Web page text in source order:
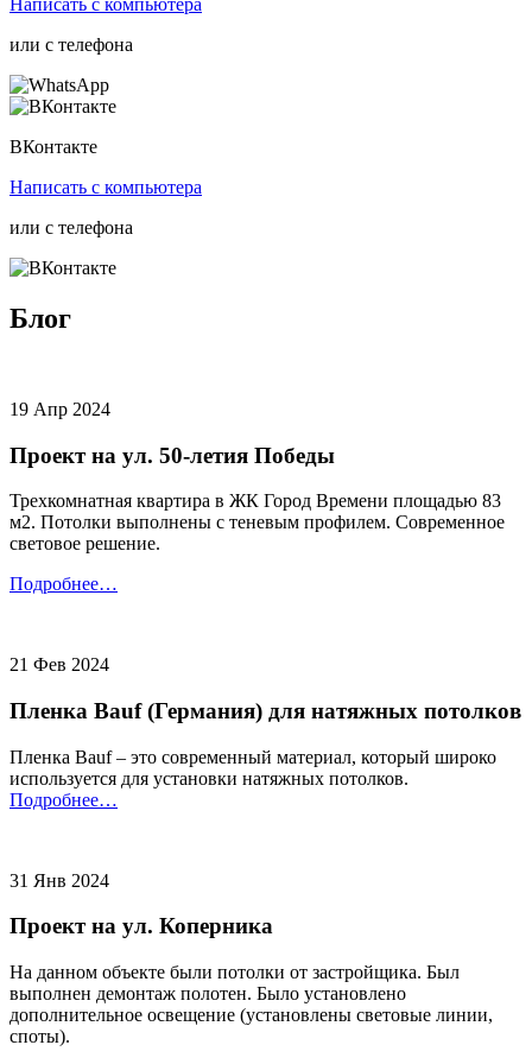
Написать с компьютера
или с телефона
ВКонтакте
Написать с компьютера
или с телефона
Блог
19 Апр 2024
Проект на ул. 50-летия Победы
Трехкомнатная квартира в ЖК Город Времени площадью 83
м2. Потолки выполнены с теневым профилем. Современное
световое решение.
Подробнее…
21 Фев 2024
Пленка Bauf (Германия) для натяжных потолков
Пленка Bauf – это современный материал, который широко
используется для установки натяжных потолков.
Подробнее…
31 Янв 2024
Проект на ул. Коперника
На данном объекте были потолки от застройщика. Был
выполнен демонтаж полотен. Было установлено
дополнительное освещение (установлены световые линии,
споты).